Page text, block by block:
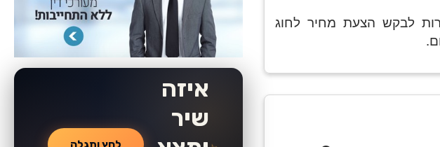
לבקש הצעת מחיר לחוג
HATULI ·
SONGS
THAT FIND
YOU
איזה
שיר